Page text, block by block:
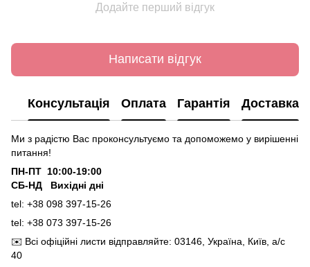
Додайте перший відгук
Написати відгук
Консультація Оплата Гарантія Доставка
Ми з радістю Вас проконсультуємо та допоможемо у вирішенні
питання!
ПН-ПТ 10:00-19:00
СБ-НД Вихідні дні
tel: +38 098 397-15-26
tel: +38 073 397-15-26
✉️ Всі офіційні листи відправляйте: 03146, Україна, Київ, а/с
40